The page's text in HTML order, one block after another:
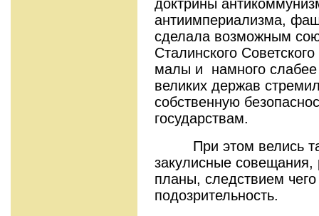
доктрины
антиимпериализма,
сделала возможным
Сталинского
малы и намного слабее
великих держав
собственную
государствам.
При этом велись
закулисные совещания,
планы, следствием
подозрительность.